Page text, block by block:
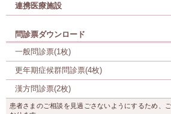
連携医療施設
問診票ダウンロード
一般問診票(1枚)
更年期症候群問診票(4枚)
漢方問診票(2枚)
患者さまのご相談を見過ごさないようにするため、